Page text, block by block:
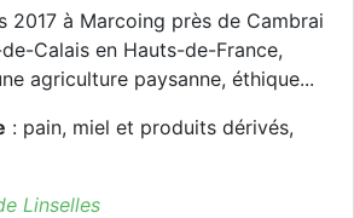
2017 à Marcoing près de Cambrai
Calais en Hauts-de-France,
agriculture paysanne, éthique...
: pain, miel et produits dérivés,
Linselles